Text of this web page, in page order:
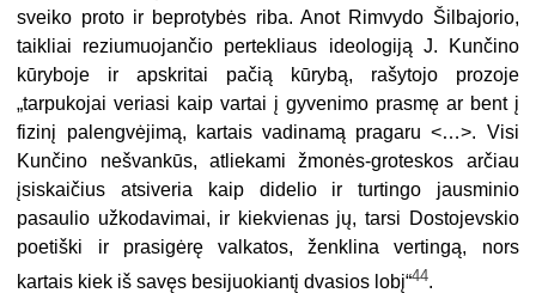
sveiko proto ir beprotybės riba. Anot Rimvydo Šilbajorio,
taikliai reziumuojančio pertek­liaus ideologiją J. Kunčino
kūryboje ir apskritai pačią kūrybą, rašytojo prozoje
„tarpukojai veriasi kaip vartai į gyvenimo prasmę ar bent į
fizinį palengvėjimą, kartais vadinamą pragaru <…>. Visi
Kunčino nešvankūs, atliekami žmonės-groteskos arčiau
įsiskaičius atsiveria kaip didelio ir turtingo jausminio
pasaulio užkodavimai, ir kiekvienas jų, tarsi Dostojevskio
poetiški ir prasigėrę valkatos, ženklina vertingą, nors
kartais kiek iš savęs besijuokiantį dvasios lobį“44.